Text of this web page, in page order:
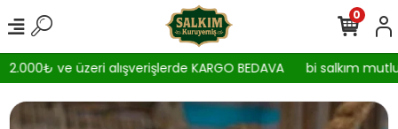
ve üzeri alışverişlerde KARGO BEDAVA bi salkım
0